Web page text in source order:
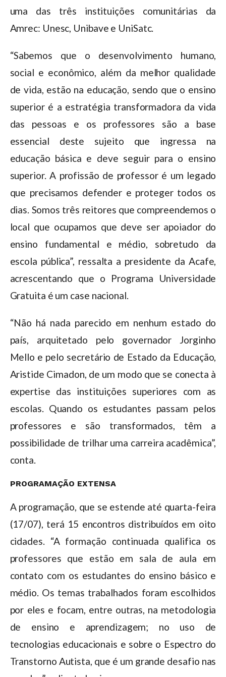
uma das três instituições comunitárias da
Amrec: Unesc, Unibave e UniSatc.
“Sabemos que o desenvolvimento humano,
social e econômico, além da melhor qualidade
de vida, estão na educação, sendo que o ensino
superior é a estratégia transformadora da vida
das pessoas e os professores são a base
essencial deste sujeito que ingressa na
educação básica e deve seguir para o ensino
superior. A profissão de professor é um legado
que precisamos defender e proteger todos os
dias. Somos três reitores que compreendemos o
local que ocupamos que deve ser apoiador do
ensino fundamental e médio, sobretudo da
escola pública”, ressalta a presidente da Acafe,
acrescentando que o Programa Universidade
Gratuita é um case nacional.
“Não há nada parecido em nenhum estado do
país, arquitetado pelo governador Jorginho
Mello e pelo secretário de Estado da Educação,
Aristide Cimadon, de um modo que se conecta à
expertise das instituições superiores com as
escolas. Quando os estudantes passam pelos
professores e são transformados, têm a
possibilidade de trilhar uma carreira acadêmica”,
conta.
PROGRAMAÇÃO EXTENSA
A programação, que se estende até quarta-feira
(17/07), terá 15 encontros distribuídos em oito
cidades. “A formação continuada qualifica os
professores que estão em sala de aula em
contato com os estudantes do ensino básico e
médio. Os temas trabalhados foram escolhidos
por eles e focam, entre outras, na metodologia
de ensino e aprendizagem; no uso de
tecnologias educacionais e sobre o Espectro do
Transtorno Autista, que é um grande desafio nas